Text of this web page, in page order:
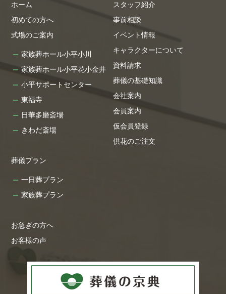
ホーム
初めての方へ
式場のご案内
家族葬ホール小平小川
家族葬ホール小平花小金井
小平サポートセンター
東福寺
日華多磨斎場
きわだ斎場
葬儀プラン
一日葬プラン
家族葬プラン
お急ぎの方へ
お客様の声
スタッフ紹介
事前相談
イベント情報
キャラクターについて
資料請求
葬儀の基礎知識
会社案内
会員案内
仮会員登録
供花のご注文